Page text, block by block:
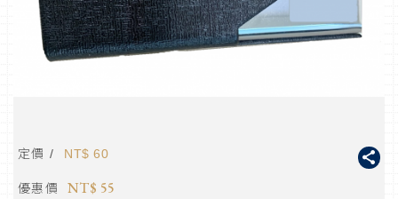
定價 / NT$ 60
優惠價 NT$ 55